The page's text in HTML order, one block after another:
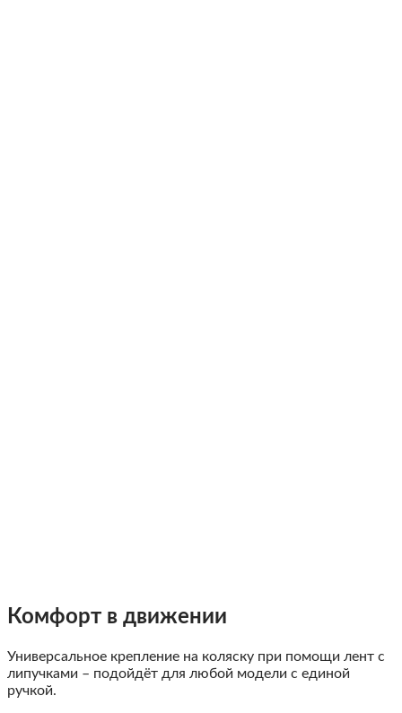
Комфорт в движении
Универсальное крепление на коляску при помощи лент с
липучками – подойдёт для любой модели с единой
ручкой.